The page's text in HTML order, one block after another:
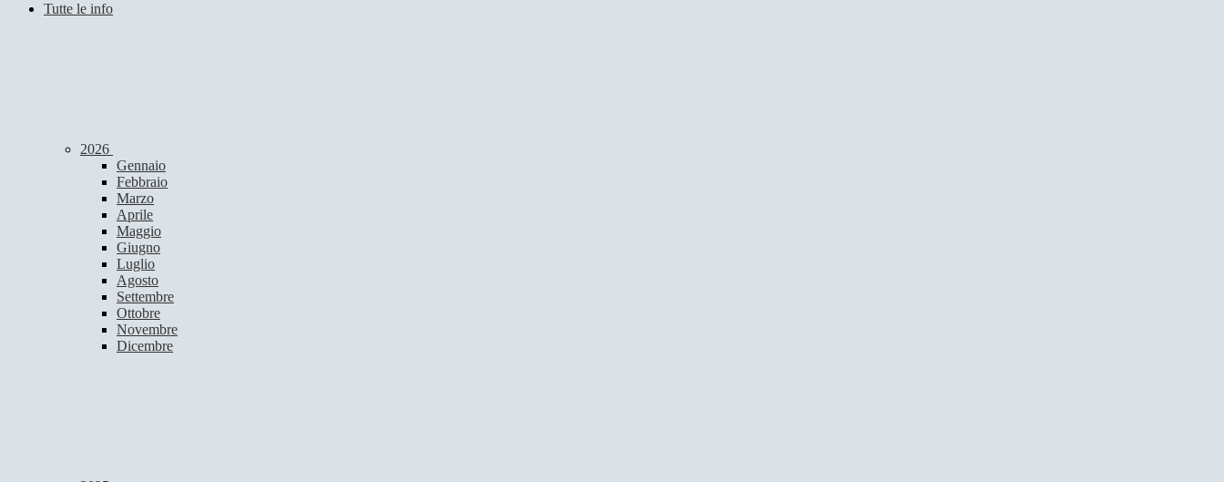
Tutte le info
2026
Gennaio
Febbraio
Marzo
Aprile
Maggio
Giugno
Luglio
Agosto
Settembre
Ottobre
Novembre
Dicembre